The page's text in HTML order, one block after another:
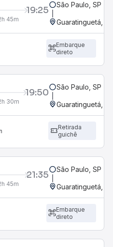
19:25
45m
São Paulo, SP -
Guaratinguetá,
Embarque
direto
19:50
30m
São Paulo, SP -
Guaratinguetá,
Retirada
guichê
21:35
45m
São Paulo, SP -
Guaratinguetá,
Embarque
direto